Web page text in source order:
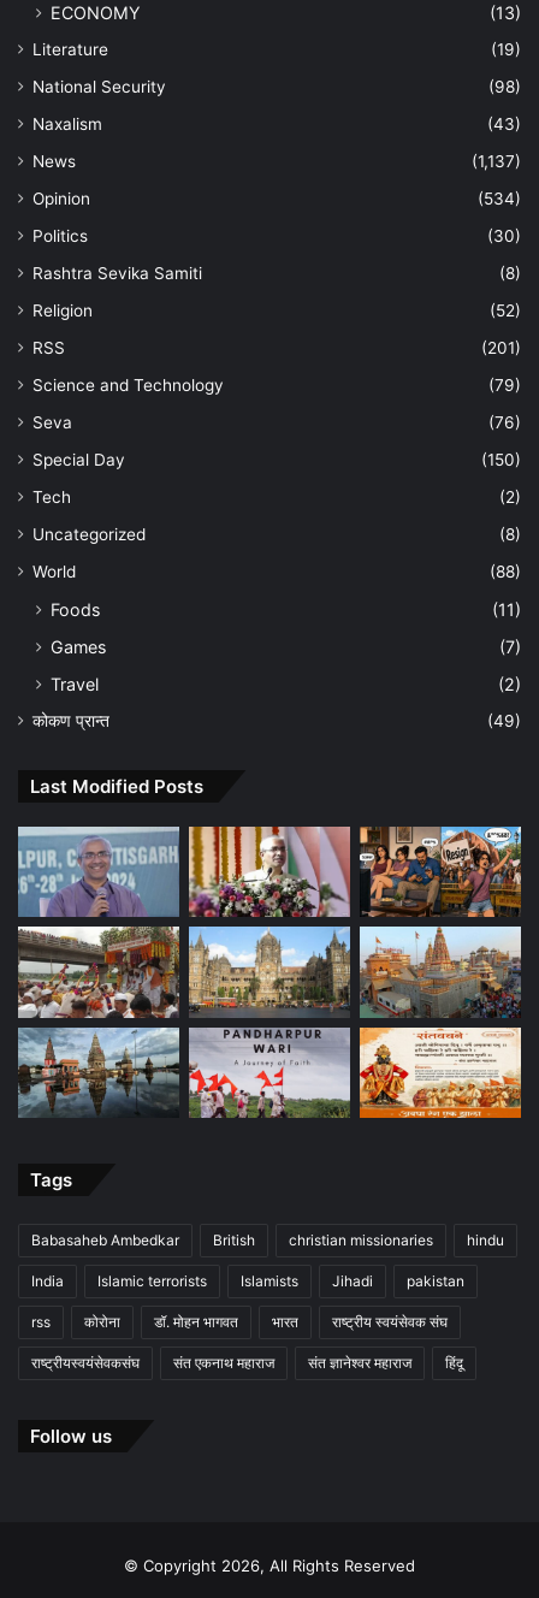
ECONOMY (13)
Literature
(19)
National Security
(98)
Naxalism
(43)
News
(1,137)
Opinion
(534)
Politics
(30)
Rashtra Sevika Samiti
(8)
Religion
(52)
RSS
(201)
Science and Technology
(79)
Seva
(76)
Special Day
(150)
Tech
(2)
Uncategorized
(8)
World
(88)
Foods
(11)
Games
(7)
Travel
(2)
कोकण प्रान्त (49)
Last Modified Posts
Tags
Babasaheb Ambedkar British christian missionaries hindu
India Islamic terrorists Islamists Jihadi pakistan
rss कोरोना डॉ. मोहन भागवत भारत राष्ट्रीय स्वयंसेवक संघ
राष्ट्रीयस्वयंसेवकसंघ संत एकनाथ महाराज संत ज्ञानेश्वर महाराज हिंदू
Follow us
© Copyright 2026, All Rights Reserved